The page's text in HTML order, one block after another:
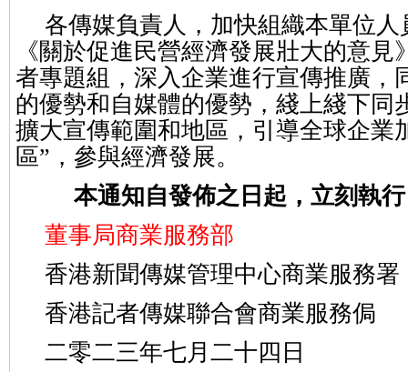
各傳媒負責人，加快組織本單位人
《關於促進民營經濟發展壯大的意見
者專題組，深入企業進行宣傳推廣，
的優勢和自媒體的優勢，綫上綫下同
擴大宣傳範圍和地區，引導全球企業
區”，參與經濟發展。
本通知自發佈之日起，立刻執
董事局商業服務部
香港新聞傳媒管理中心商業服務署
香港記者傳媒聯合會商業服務侷
二零二三年七月二十四日